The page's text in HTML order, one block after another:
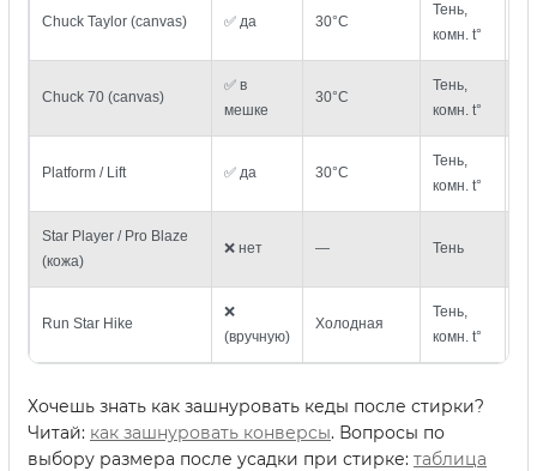
Chuck Taylor (canvas) ✅ да 30°C
Тень,
комн. t°
Chuck 70 (canvas)
✅ в
мешке
30°C
Тень,
комн. t°
Platform / Lift ✅ да 30°C
Тень,
комн. t°
Star Player / Pro Blaze
(кожа)
❌ нет — Тень
Run Star Hike
❌
(вручную)
Холодная
Тень,
комн. t°
Хочешь знать как зашнуровать кеды после стирки?
Читай: как зашнуровать конверсы. Вопросы по
выбору размера после усадки при стирке: таблица